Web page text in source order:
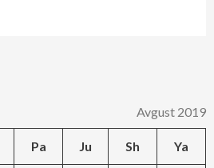
Avgust 2019
Pa Ju Sh Ya